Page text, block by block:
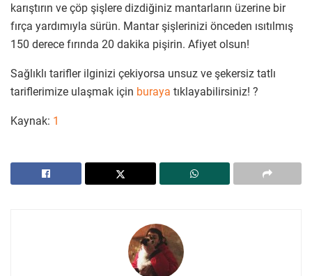
karıştırın ve çöp şişlere dizdiğiniz mantarların üzerine bir
fırça yardımıyla sürün. Mantar şişlerinizi önceden ısıtılmış
150 derece fırında 20 dakika pişirin. Afiyet olsun!
Sağlıklı tarifler ilginizi çekiyorsa unsuz ve şekersiz tatlı
tariflerimize ulaşmak için buraya tıklayabilirsiniz! ?
Kaynak: 1